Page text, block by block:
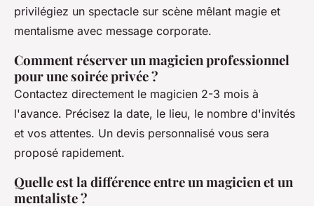
privilégiez un spectacle sur scène mêlant magie et
mentalisme avec message corporate.
Comment réserver un magicien professionnel
pour une soirée privée ?
Contactez directement le magicien 2-3 mois à
l'avance. Précisez la date, le lieu, le nombre d'invités
et vos attentes. Un devis personnalisé vous sera
proposé rapidement.
Quelle est la différence entre un magicien et un
mentaliste ?